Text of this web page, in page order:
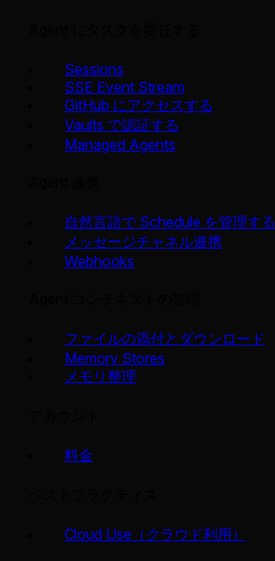
Sessions
SSE Event Stream
GitHub にアクセスする
Vaults で認証する
Managed Agents
自然言語で Schedule を管理する
メッセージチャネル連携
Webhooks
ファイルの添付とダウンロード
Memory Stores
メモリ整理
料金
Cloud Use（クラウド利用）